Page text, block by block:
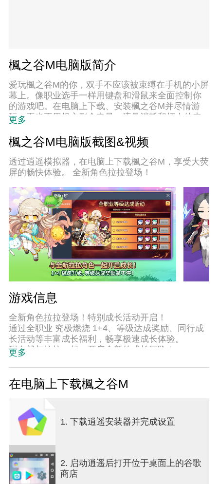
楓之谷M电脑版简介
爱玩楓之谷M的你，双手不应该被束缚在手机的小屏
幕上。像职业选手一样用键盘和滑鼠来全面控制你
的游戏吧。在电脑上下载、安装楓之谷M并尽情游
玩。再也不用担心剩余电量、流量消耗和烦人的来
的好选择！我们用心准备，完美的按键映射系统让
楓之谷M宛如电脑游戏；
更多
楓之谷M电脑版截图&视频
透过逍遥模拟器，在电脑上下载楓之谷M，享受大荧
屏的畅快体验。 全新角色拉拉登场！
游戏信息
全新角色拉拉登场！特别成长活动开启！
通过全职业 究极燃烧 1+4、等级达成奖励、同行成
长活动等丰富成长福利，畅享极速成长体验。
现在就与拉拉一起，开启全新的成长冒险！
▶ 体验最强动漫风MMORPG的魅力！ ◀
冒险家，现在正是你踏入冒险岛世界的最佳时机！
验！
从弓箭手村、废弃都市到玩具城等熟悉场景全面重
现！
丰富地图、多样副本、沉浸式剧情等你探索！
挑战星力战场、武陵道场、怪物公园、探险队、星
光M塔等丰富玩法，
在这款高人气MMORPG中不断成长，打造最强角
更多
在电脑上下载楓之谷M
1. 下载逍遥安装器并完成设置
2. 启动逍遥后打开位于桌面上的谷歌
商店